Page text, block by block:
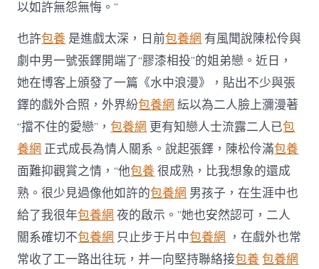
以如許無怨無悔。”
也許包養 是進戲太深，日前包養網 有風聞說陳松伶與
劇中男一號張鐸開端了“膠漆相投”的姐弟戀。近日，
她在博客上頒發了一篇《水中浪漫》，貼出不少與張
鐸的戲外合照，外界紛包養網 紜以為二人臉上瀰漫著
“擋不住的愛戀”，包養網 更有知戀人士流露二人已包
養網 正式成長為情人關系。說起張鐸，陳松伶滿包養
面難抑觀賞之情，“他包養 很成熟，比我想象的還成
熟。很少見過像他如許的包養網 男孩子，在生涯中也
給了我很年包養網 夜的啟示。”她也安然認可，二人
關系確切不包養網 只止步于片中包養網 ，在戲外也常
常收了工一路出往玩，并一向堅持聯絡接包養 包養網